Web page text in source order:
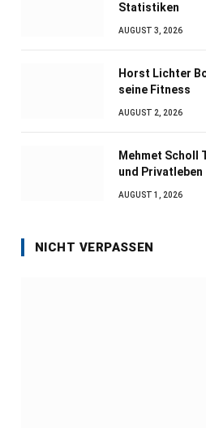
Statistiken
AUGUST 3, 2026
Horst Lichter
seine Fitness
AUGUST 2, 2026
Mehmet Scholl
und Privatleben
AUGUST 1, 2026
NICHT VERPASSEN